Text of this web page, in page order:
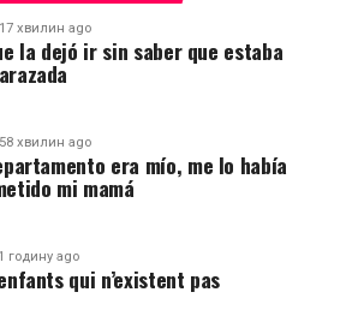
17 хвилин ago
la dejó ir sin saber que estaba
58 хвилин ago
era mío, me lo había
mi mamá
1 годину ago
qui n’existent pas